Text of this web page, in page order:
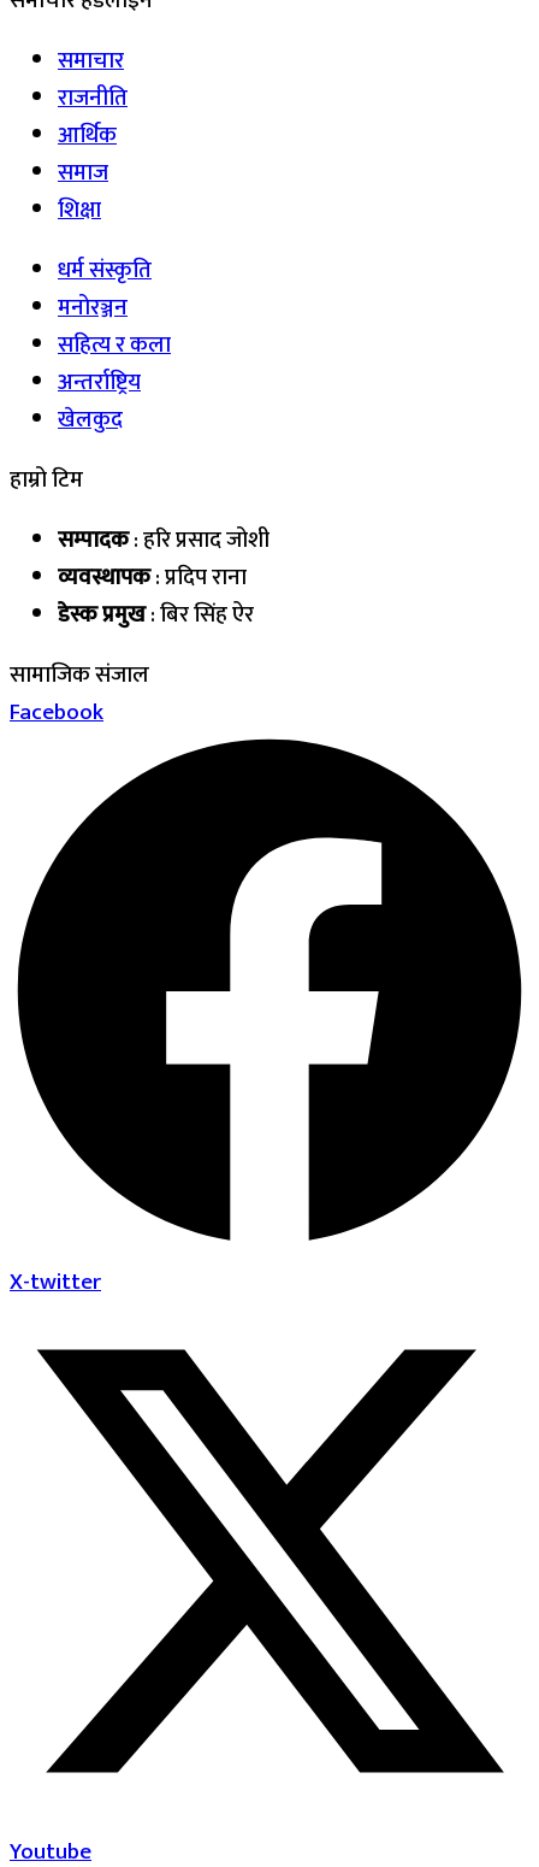
समाचार
राजनीति
आर्थिक
समाज
शिक्षा
धर्म संस्कृति
मनोरञ्जन
सहित्य र कला
अन्तर्राष्ट्रिय
खेलकुद
हाम्रो टिम
सम्पादक: हरि प्रसाद जोशी
व्यवस्थापक: प्रदिप राना
डेस्क प्रमुख: बिर सिंह ऐर
सामाजिक संजाल
Facebook
X-twitter
Youtube